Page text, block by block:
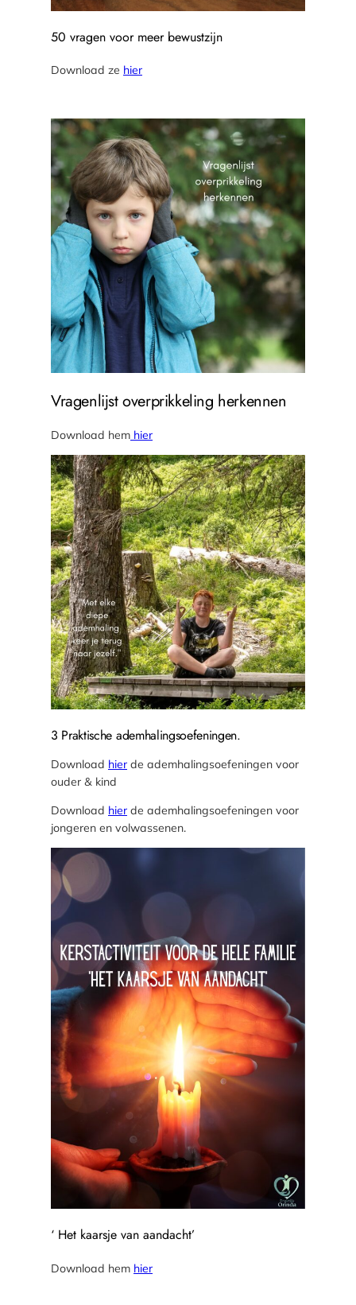
50 vragen voor meer bewustzijn
Download ze hier
Vragenlijst overprikkeling herkennen
Download hem hier
3 Praktische ademhalingsoefeningen.
Download hier de ademhalingsoefeningen voor
ouder & kind
Download hier de ademhalingsoefeningen voor
jongeren en volwassenen.
‘ Het kaarsje van aandacht’
Download hem hier